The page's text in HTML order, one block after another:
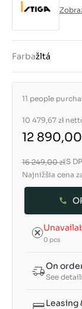
Farbažltá
11 people
10 479,67 zł
12 890,00
16 249,00 zł S
Najnižšia cena
0 pcs
On
See
Leasing